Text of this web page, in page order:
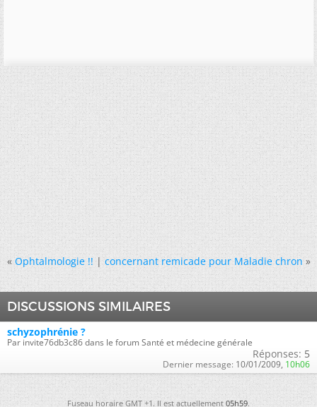
« Ophtalmologie !!|concernant remicade pour Maladie chron »
DISCUSSIONS SIMILAIRES
schyzophrénie ?
Par invite76db3c86 dans le forum Santé et médecine générale
Réponses: 5
Dernier message: 10/01/2009, 10h06
Fuseau horaire GMT +1. Il est actuellement05h59.